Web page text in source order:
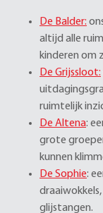
De Balder:
altijd alle
kinderen om
De Grijssloot:
ruimtelijk
De Altena:
grote
kunnen
De Sophie:
glijstangen.